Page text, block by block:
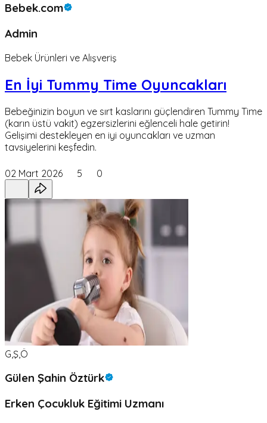
Bebek.com
Admin
Bebek Ürünleri ve Alışveriş
En İyi Tummy Time Oyuncakları
Bebeğinizin boyun ve sırt kaslarını güçlendiren Tummy Time
(karın üstü vakit) egzersizlerini eğlenceli hale getirin!
Gelişimi destekleyen en iyi oyuncakları ve uzman
tavsiyelerini keşfedin.
02 Mart 2026 5 0
G,Ş,Ö
Gülen Şahin Öztürk
Erken Çocukluk Eğitimi Uzmanı